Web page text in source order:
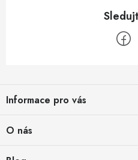
p
a
Informace pro vás
Obchodní podmínky
O nás
Půjčovna